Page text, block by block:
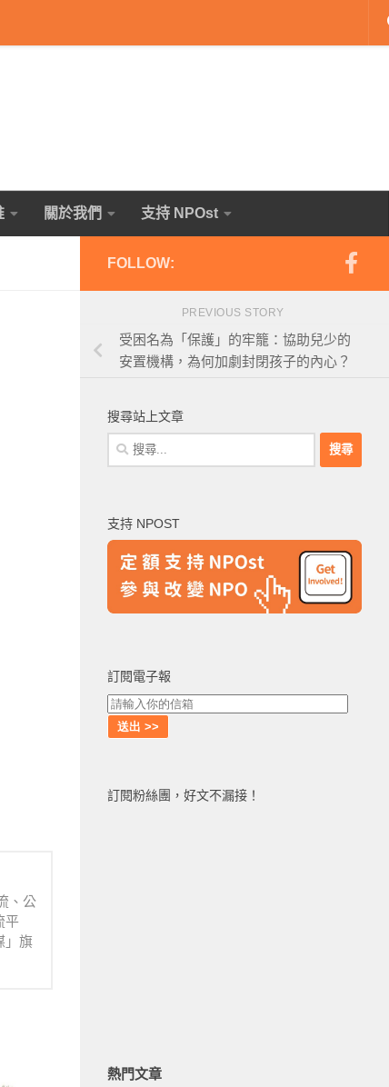
關於我們 支持 NPOst
、公
平
」旗
FOLLOW:
PREVIOUS STORY
受困名為「保護」的牢籠：協助兒少的
安置機構，為何加劇封閉孩子的內心？
搜尋站上文章
搜
尋
字:
支持 NPOST
訂閱電子報
訂閱粉絲團，好文不漏接！
熱門文章